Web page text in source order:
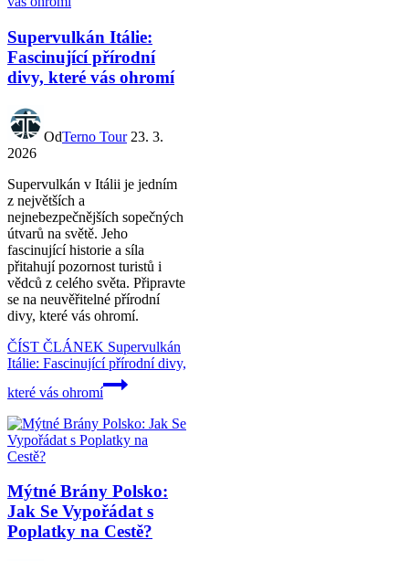
Supervulkán Itálie:
Fascinující přírodní
divy, které vás ohromí
OdTerno Tour 23. 3.
2026
Supervulkán v Itálii je jedním
z největších a
nejnebezpečnějších sopečných
útvarů na světě. Jeho
fascinující historie a síla
přitahují pozornost turistů i
vědců z celého světa. Připravte
se na neuvěřitelné přírodní
divy, které vás ohromí.
ČÍST ČLÁNEK Supervulkán
Itálie: Fascinující přírodní divy,
které vás ohromí
Mýtné Brány Polsko:
Jak Se Vypořádat s
Poplatky na Cestě?